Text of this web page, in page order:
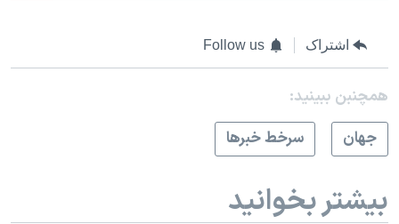
اشتراک Follow us
همچنبن ببینید:
جهان
سرخط خبرها
بیشتر بخوانید